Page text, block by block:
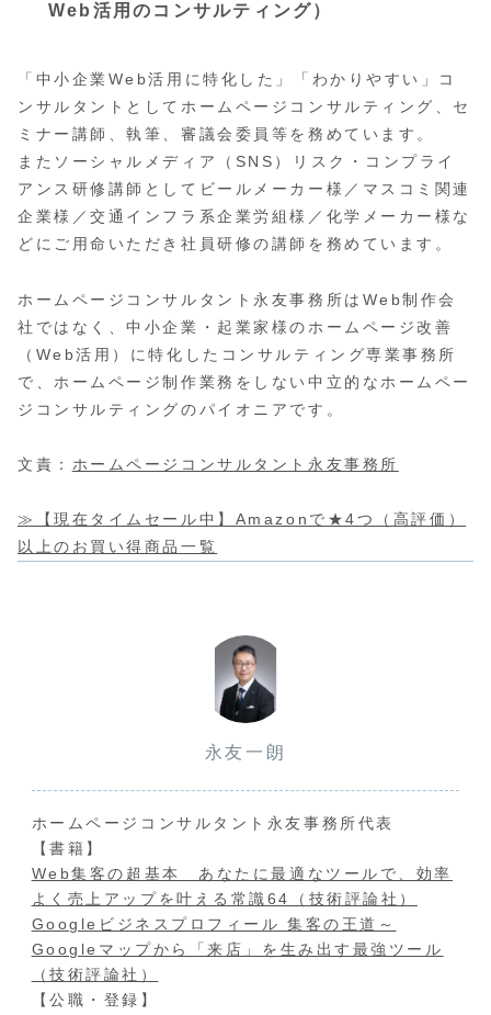
Web活用のコンサルティング）
「中小企業Web活用に特化した」「わかりやすい」コ
ンサルタントとしてホームページコンサルティング、セ
ミナー講師、執筆、審議会委員等を務めています。
またソーシャルメディア（SNS）リスク・コンプライ
アンス研修講師としてビールメーカー様／マスコミ関連
企業様／交通インフラ系企業労組様／化学メーカー様な
どにご用命いただき社員研修の講師を務めています。
ホームページコンサルタント永友事務所はWeb制作会
社ではなく、中小企業・起業家様のホームページ改善
（Web活用）に特化したコンサルティング専業事務所
で、ホームページ制作業務をしない中立的なホームペー
ジコンサルティングのパイオニアです。
文責： ホームページコンサルタント永友事務所
≫【現在タイムセール中】Amazonで★4つ（高評価）
以上のお買い得商品一覧
永友一朗
ホームページコンサルタント永友事務所代表
【書籍】
Web集客の超基本 あなたに最適なツールで、効率
よく売上アップを叶える常識64（技術評論社）
Googleビジネスプロフィール 集客の王道～
Googleマップから「来店」を生み出す最強ツール
（技術評論社）
【公職・登録】